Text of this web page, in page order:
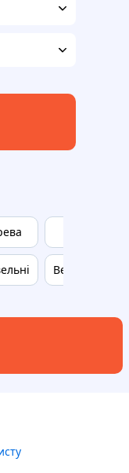
Весільний